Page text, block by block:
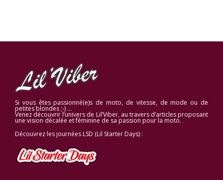
Si vous êtes passionné(e)s de moto, de vitesse, de mode ou de
petites blondes ;-) …
Venez découvrir l’univers de Lil’Viber, au travers d’articles proposant
une vision décalée et féminine de sa passion pour la moto.
Découvrez les journées LSD (Lil Starter Days) :